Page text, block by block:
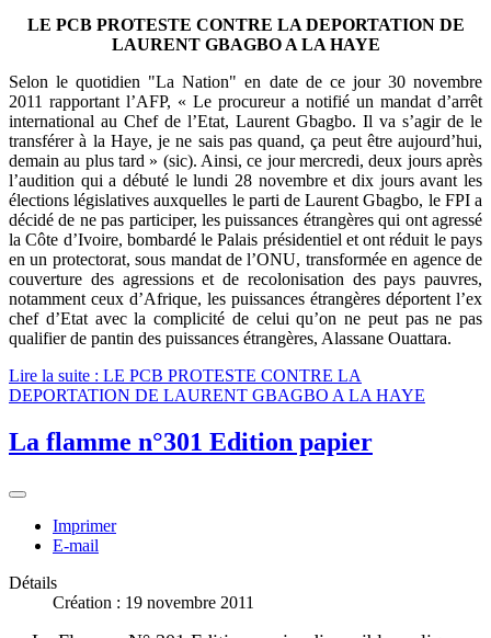
LE PCB PROTESTE CONTRE LA DEPORTATION DE
LAURENT GBAGBO A LA HAYE
Selon le quotidien "La Nation" en date de ce jour 30 novembre
2011 rapportant l’AFP, « Le procureur a notifié un mandat d’arrêt
international au Chef de l’Etat, Laurent Gbagbo. Il va s’agir de le
transférer à la Haye, je ne sais pas quand, ça peut être aujourd’hui,
demain au plus tard » (sic). Ainsi, ce jour mercredi, deux jours après
l’audition qui a débuté le lundi 28 novembre et dix jours avant les
élections législatives auxquelles le parti de Laurent Gbagbo, le FPI a
décidé de ne pas participer, les puissances étrangères qui ont agressé
la Côte d’Ivoire, bombardé le Palais présidentiel et ont réduit le pays
en un protectorat, sous mandat de l’ONU, transformée en agence de
couverture des agressions et de recolonisation des pays pauvres,
notamment ceux d’Afrique, les puissances étrangères déportent l’ex
chef d’Etat avec la complicité de celui qu’on ne peut pas ne pas
qualifier de pantin des puissances étrangères, Alassane Ouattara.
Lire la suite : LE PCB PROTESTE CONTRE LA
DEPORTATION DE LAURENT GBAGBO A LA HAYE
La flamme n°301 Edition papier
Imprimer
E-mail
Détails
Création : 19 novembre 2011